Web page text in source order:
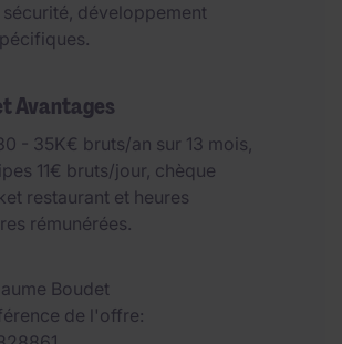
développement
Avantages
- 35K€ bruts/an sur 13 mois,
11€ bruts/jour, chèque
restaurant et heures
rémunérées.
Boudet
de l'offre